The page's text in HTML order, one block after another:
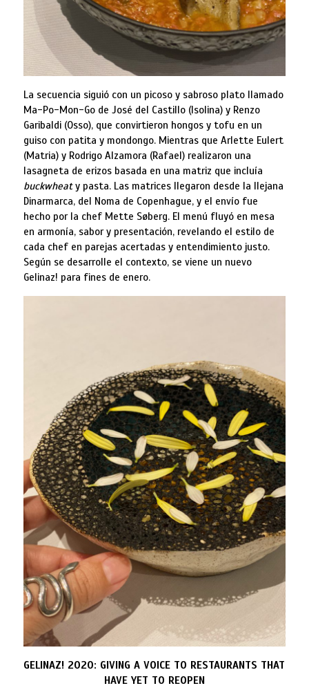
La secuencia siguió con un picoso y sabroso plato llamado
Ma-Po-Mon-Go de José del Castillo (Isolina) y Renzo
Garibaldi (Osso), que convirtieron hongos y tofu en un
guiso con patita y mondongo. Mientras que Arlette Eulert
(Matria) y Rodrigo Alzamora (Rafael) realizaron una
lasagneta de erizos basada en una matriz que incluía
buckwheaty pasta. Las matrices llegaron desde la llejana
Dinarmarca, del Noma de Copenhague, y el envío fue
hecho por la chef Mette Søberg. El menú fluyó en mesa
en armonía, sabor y presentación, revelando el estilo de
cada chef en parejas acertadas y entendimiento justo.
Según se desarrolle el contexto, se viene un nuevo
Gelinaz! para fines de enero.
GELINAZ! 2020: GIVING A VOICE TO RESTAURANTS THAT
HAVE YET TO REOPEN